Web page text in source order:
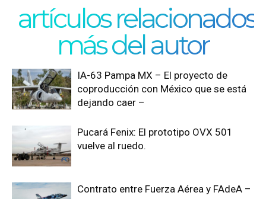
artículos relacionados
más del autor
IA-63 Pampa MX – El proyecto de
coproducción con México que se está
dejando caer –
Pucará Fenix: El prototipo OVX 501
vuelve al ruedo.
Contrato entre Fuerza Aérea y FAdeA –